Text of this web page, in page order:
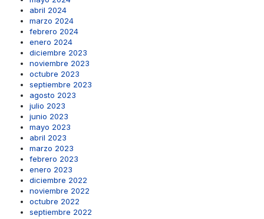
abril 2024
marzo 2024
febrero 2024
enero 2024
diciembre 2023
noviembre 2023
octubre 2023
septiembre 2023
agosto 2023
julio 2023
junio 2023
mayo 2023
abril 2023
marzo 2023
febrero 2023
enero 2023
diciembre 2022
noviembre 2022
octubre 2022
septiembre 2022